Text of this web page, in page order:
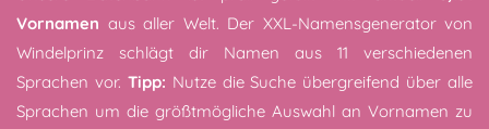
Vornamen aus aller Welt. Der XXL-Namensgenerator von
Windelprinz schlägt dir Namen aus 11 verschiedenen
Sprachen vor. Tipp: Nutze die Suche übergreifend über alle
Sprachen um die größtmögliche Auswahl an Vornamen zu